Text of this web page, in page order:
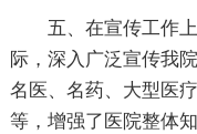
五、在宣传工作上
际，深入广泛宣传我
名医、名药、大型医
等，增强了医院整体